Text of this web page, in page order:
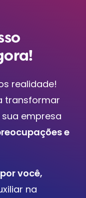
realidade!
transformar
empresa
e
você,
na